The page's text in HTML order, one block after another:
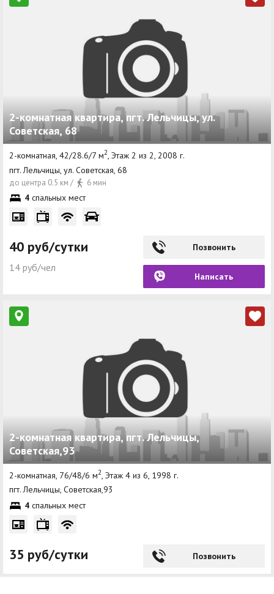
2-комнатная квартира, пгт. Лельчицы, ул.
Советская, 68
2-комнатная, 42/28.6/7 м2, Этаж 2 из 2, 2008 г.
пгт. Лельчицы, ул. Советская, 68
до центра 0.5 км / 6 мин
4 спальных мест
40 руб/сутки
14 руб/чел
Позвонить
Написать
2-комнатная квартира, пгт. Лельчицы,
Советская,93
2-комнатная, 76/48/6 м2 , Этаж 4 из 6, 1998 г.
пгт. Лельчицы, Советская,93
4 спальных мест
35 руб/сутки Позвонить